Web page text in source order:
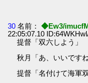
30 名前： ◆Ew3/
22:05:07.10
提督「双六しよう」
秋月「あ、いいですね
提督「名付けて海軍双